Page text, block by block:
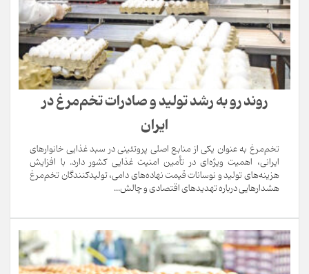
روند رو به رشد تولید و صادرات تخم‌مرغ در
ایران
تخم‌مرغ به عنوان یکی از منابع اصلی پروتئینی در سبد غذایی خانوارهای
ایرانی، اهمیت ویژه‌ای در تأمین امنیت غذایی کشور دارد. با افزایش
هزینه‌های تولید و نوسانات قیمت نهاده‌های دامی، تولیدکنندگان تخم‌مرغ
هشدارهایی درباره تهدیدهای اقتصادی و چالش‌...